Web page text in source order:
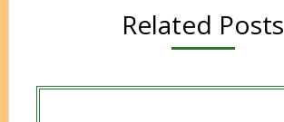
Related Posts